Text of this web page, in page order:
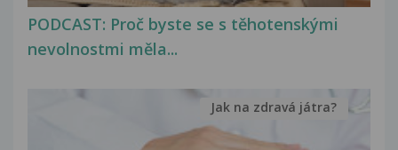
PODCAST: Proč byste se s těhotenskými
nevolnostmi měla...
Jak na zdravá játra?